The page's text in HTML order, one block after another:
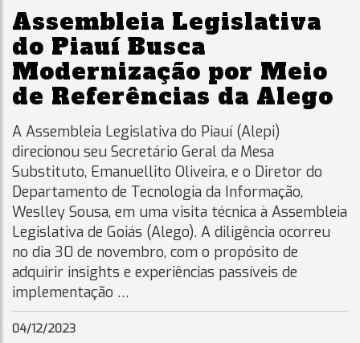
Assembleia Legislativa
do Piauí Busca
Modernização por Meio
de Referências da Alego
A Assembleia Legislativa do Piauí (Alepi)
direcionou seu Secretário Geral da Mesa
Substituto, Emanuellito Oliveira, e o Diretor do
Departamento de Tecnologia da Informação,
Weslley Sousa, em uma visita técnica à Assembleia
Legislativa de Goiás (Alego). A diligência ocorreu
no dia 30 de novembro, com o propósito de
adquirir insights e experiências passíveis de
implementação …
04/12/2023